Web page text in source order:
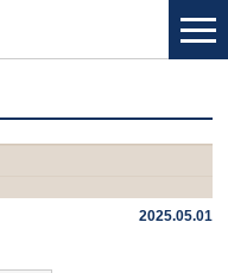
2025.05.01